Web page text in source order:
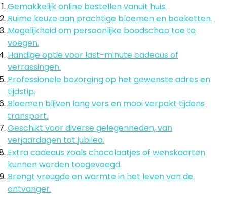
Gemakkelijk online bestellen vanuit huis.
Ruime keuze aan prachtige bloemen en boeketten.
Mogelijkheid om persoonlijke boodschap toe te
voegen.
Handige optie voor last-minute cadeaus of
verrassingen.
Professionele bezorging op het gewenste adres en
tijdstip.
Bloemen blijven lang vers en mooi verpakt tijdens
transport.
Geschikt voor diverse gelegenheden, van
verjaardagen tot jubilea.
Extra cadeaus zoals chocolaatjes of wenskaarten
kunnen worden toegevoegd.
Brengt vreugde en warmte in het leven van de
ontvanger.